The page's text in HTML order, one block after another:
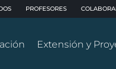
PROFESORES
Extensión y